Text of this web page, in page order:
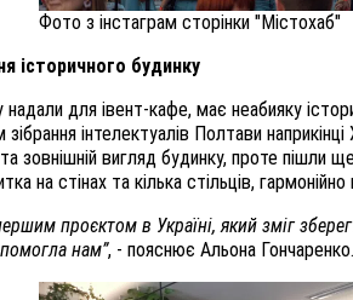
Фото з інстаграм сторінки "Містохаб"
історичного будинку
надали для івент-кафе, має неабияку
інтелектуалів Полтави
зовнішній вигляд будинку, проте пішли
на стінах та кілька стільців,
проєктом в Україні, який зміг
нам”, - пояснює Альона Гончаренко.